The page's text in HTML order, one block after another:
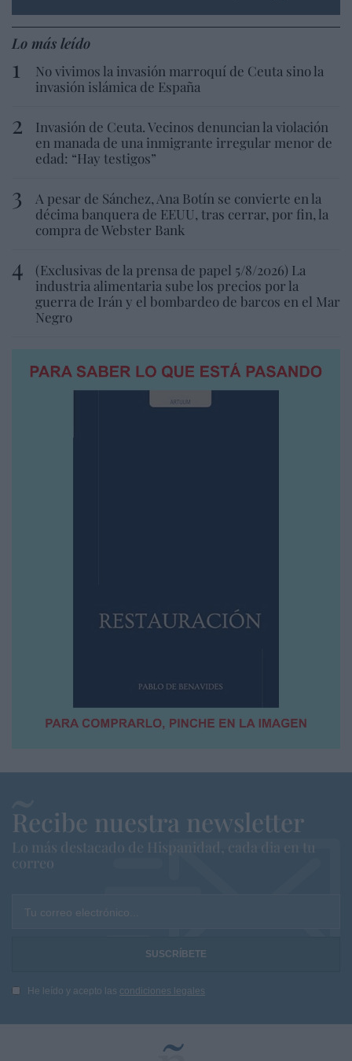
Lo más leído
No vivimos la invasión marroquí de Ceuta sino la
invasión islámica de España
Invasión de Ceuta. Vecinos denuncian la violación
en manada de una inmigrante irregular menor de
edad: “Hay testigos”
A pesar de Sánchez, Ana Botín se convierte en la
décima banquera de EEUU, tras cerrar, por fin, la
compra de Webster Bank
(Exclusivas de la prensa de papel 5/8/2026) La
industria alimentaria sube los precios por la
guerra de Irán y el bombardeo de barcos en el Mar
Negro
Recibe nuestra newsletter
Lo más destacado de Hispanidad, cada dia en tu
correo
Tu correo electrónico...
He leído y acepto las condiciones legales